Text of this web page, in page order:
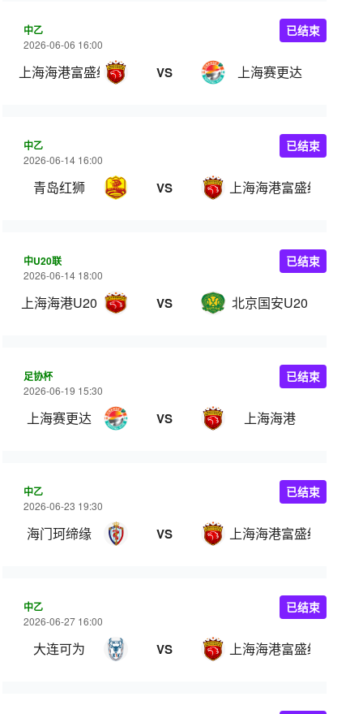
中乙
2026-06-06 16:00
上海海港富盛经开 VS 上海赛更达
已结束
中乙
2026-06-14 16:00
青岛红狮 VS 上海海港富盛经开
已结束
中U20联
2026-06-14 18:00
上海海港U20 VS 北京国安U20
已结束
足协杯
2026-06-19 15:30
上海赛更达 VS 上海海港
已结束
中乙
2026-06-23 19:30
海门珂缔缘 VS 上海海港富盛经开
已结束
中乙
2026-06-27 16:00
大连可为 VS 上海海港富盛经开
已结束